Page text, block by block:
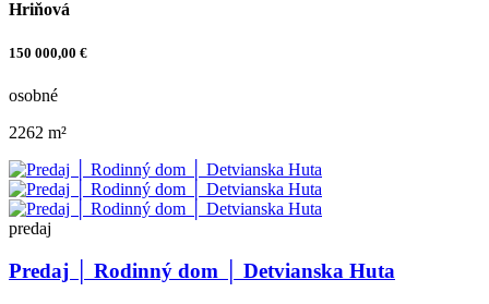
Hriňová
150 000,00 €
osobné
2262 m²
predaj
Predaj │ Rodinný dom │ Detvianska Huta